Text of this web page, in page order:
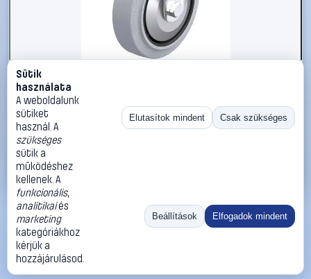
#3050886
Blickle 850396 B-POEV 160XR-SG-FA Acéllemez rögzített
görgő KerékØ: 160 mm Teherbírás (max.): 400 kg 1 db
Blickle Görgők, kerekek
44 990 Ft
Kosárba
«
Ugrás:
Méret:
Rendezés:
©2026
ThermoScope
ÁSZF
Cégbemutató
Sütik
használata
A weboldalunk
sütiket
használ. A
szükséges
sütik a
működéshez
kellenek. A
funkcionális,
analitikaiés
marketing
kategóriákhoz
kérjük a
hozzájárulásod.
Elutasítok mindent Csak szükséges
Beállítások Elfogadok mindent